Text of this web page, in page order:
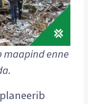
enne